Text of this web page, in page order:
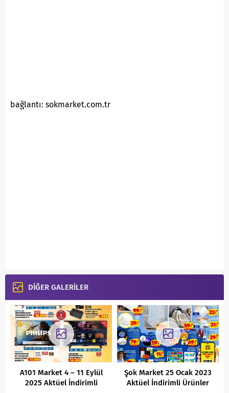
bağlantı: sokmarket.com.tr
DİĞER GALERİLER
A101 Market 4 – 11 Eylül
2025 Aktüel İndirimli
Şok Market 25 Ocak 2023
Aktüel İndirimli Ürünler